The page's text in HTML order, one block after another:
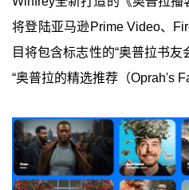
将登陆亚马逊Prime Video、
目将包含标志性的“奥普拉书友
“奥普拉的精选推荐（Oprah's